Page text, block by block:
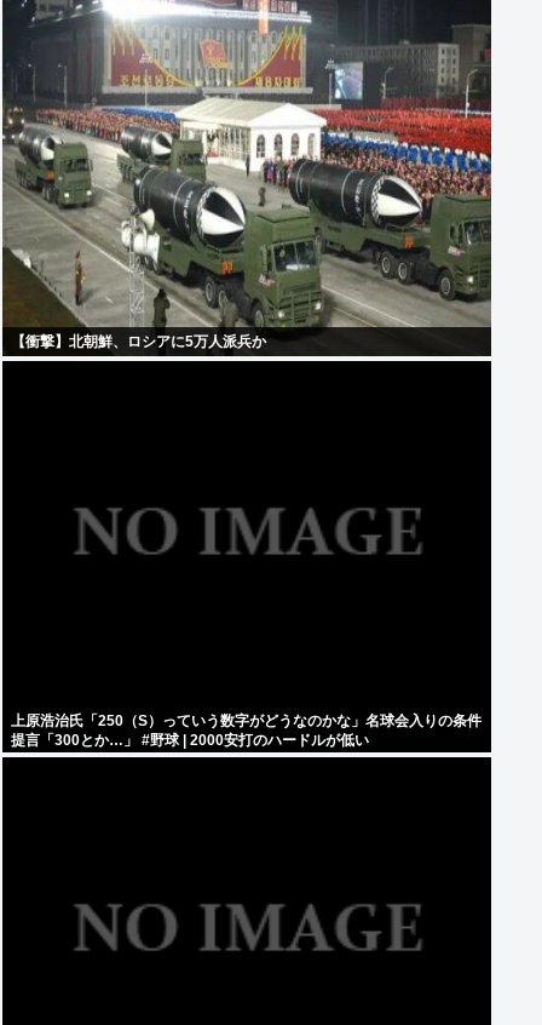
【衝撃】北朝鮮、ロシアに5万人派兵か
上原浩治氏「250（S）っていう数字がどうなのかな」名球会入りの条件
提言「300とか…」 #野球 | 2000安打のハードルが低い